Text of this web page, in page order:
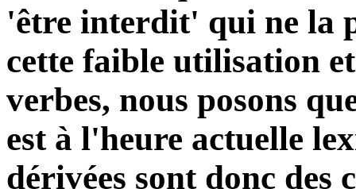
'être interdit' qui ne la
cette faible utilisation
verbes, nous posons
est à l'heure actuelle
dérivées sont donc des